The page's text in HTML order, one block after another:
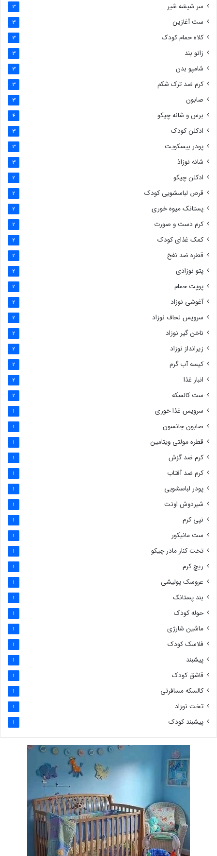
سر شیشه شیر 3
ست آغازین 3
کلاه حمام کودک 3
زانو بند 3
شامپو بدن 3
کرم ضد ترک شکم 3
صابون 3
برس و شانه چیکو 4
ادکلن کودک 3
پودر بیسکویت 3
شانه نوزاذ 3
ادکلن چیکو 2
قرص لباسشویی کودک 2
پستانک میوه خوری 2
کرم دست و صورت 2
کمک غذای کودک 2
قطره ضد نفخ 2
پتو نوزادی 2
پوپت حمام 2
آغوشی نوزاد 2
سرویس لحاف نوزاد 2
ناخن گیر نوزاد 2
زیرانداز نوزاد 2
کیسه آب گرم 2
انبار غذا 2
ست کالسکه 2
سرویس غذا خوری 1
صابون جانسون 1
قطره مولتی ویتامین 1
کرم ضد گزش 1
کرم ضد آفتاب 1
پودر لباسشویی 1
شیردوش اونت 1
نپی کرم 1
ست مانیکور 1
تخت کنار مادر چیکو 1
ریچ کرم 1
عروسک پولیشی 1
بند پستانک 1
حوله کودک 1
ماشین شارژی 1
فلاسک کودک 1
پیشبند 1
قاشق کودک 1
کالسکه مسافرتی 1
تخت نوزاد 1
پیشبند کودک 1